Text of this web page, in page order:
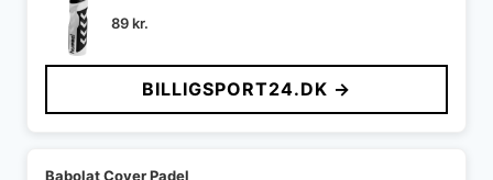
89kr.
BILLIGSPORT24.DK →
Babolat Cover Padel